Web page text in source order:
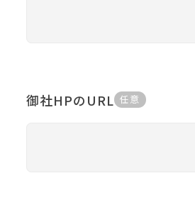
御社HPのURL